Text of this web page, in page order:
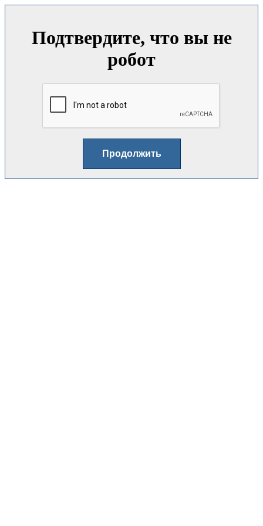
Подтвердите, что вы не
робот
Продолжить